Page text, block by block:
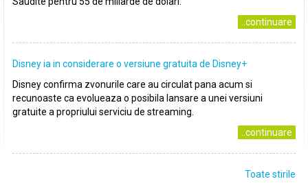
..continuare
Disney ia in considerare o versiune gratuita de Disney+
Disney confirma zvonurile care au circulat pana acum si
recunoaste ca evolueaza o posibila lansare a unei versiuni
gratuite a propriului serviciu de streaming.
..continuare
Toate stirile